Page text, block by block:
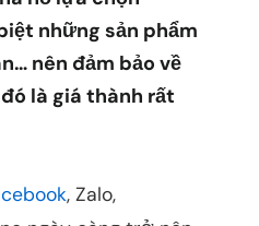
những sản phẩm
nên đảm bảo về
là giá thành rất
, Zalo,